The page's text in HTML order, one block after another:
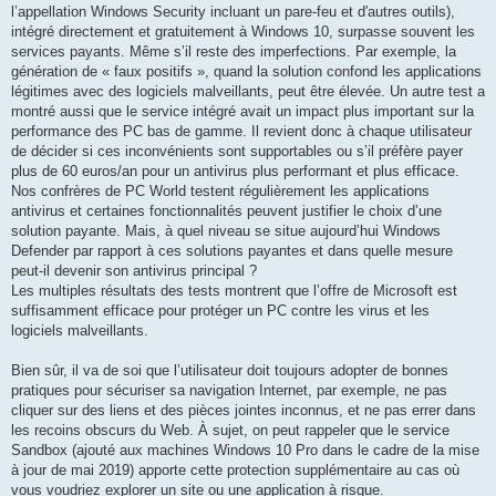
l’appellation Windows Security incluant un pare-feu et d'autres outils),
intégré directement et gratuitement à Windows 10, surpasse souvent les
services payants. Même s’il reste des imperfections. Par exemple, la
génération de « faux positifs », quand la solution confond les applications
légitimes avec des logiciels malveillants, peut être élevée. Un autre test a
montré aussi que le service intégré avait un impact plus important sur la
performance des PC bas de gamme. Il revient donc à chaque utilisateur
de décider si ces inconvénients sont supportables ou s’il préfère payer
plus de 60 euros/an pour un antivirus plus performant et plus efficace.
Nos confrères de PC World testent régulièrement les applications
antivirus et certaines fonctionnalités peuvent justifier le choix d’une
solution payante. Mais, à quel niveau se situe aujourd’hui Windows
Defender par rapport à ces solutions payantes et dans quelle mesure
peut-il devenir son antivirus principal ?
Les multiples résultats des tests montrent que l’offre de Microsoft est
suffisamment efficace pour protéger un PC contre les virus et les
logiciels malveillants.
Bien sûr, il va de soi que l’utilisateur doit toujours adopter de bonnes
pratiques pour sécuriser sa navigation Internet, par exemple, ne pas
cliquer sur des liens et des pièces jointes inconnus, et ne pas errer dans
les recoins obscurs du Web. À sujet, on peut rappeler que le service
Sandbox (ajouté aux machines Windows 10 Pro dans le cadre de la mise
à jour de mai 2019) apporte cette protection supplémentaire au cas où
vous voudriez explorer un site ou une application à risque.